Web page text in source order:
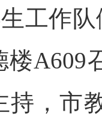
工作
楼
持，市